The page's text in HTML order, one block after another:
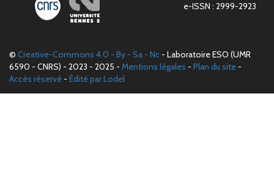
e-ISSN : 2999-2923
© Creative-Commons 4.0 - By - Sa - Nc - Laboratoire ESO (UMR
6590 - CNRS) - 2023 - 2025 - Mentions légales - Plan du site -
Accès réservé - Édité par Lodel